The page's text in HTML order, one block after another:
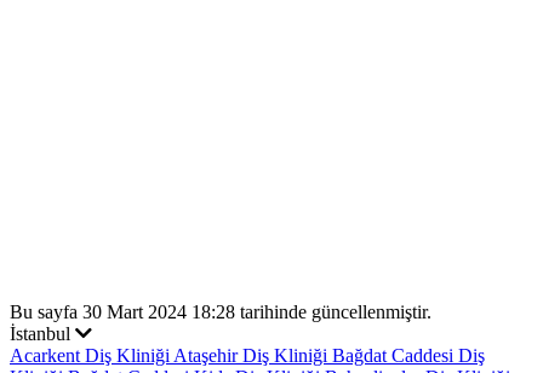
Bu sayfa 30 Mart 2024 18:28 tarihinde güncellenmiştir.
İstanbul
Acarkent Diş Kliniği Ataşehir Diş Kliniği Bağdat Caddesi Diş